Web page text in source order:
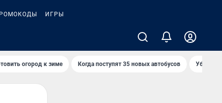
ИГРЫ
огород к зиме Когда поступят 35 новых автобусов Убийца